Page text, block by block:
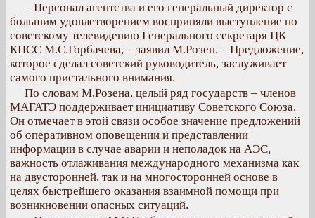
– Персонал агентства и его генеральный директор с
большим удовлетворением восприняли выступление по
советскому телевидению Генерального секретаря ЦК
КПСС М.С.Горбачева, – заявил М.Розен. – Предложение,
которое сделал советский руководитель, заслуживает
самого пристального внимания.
По словам М.Розена, целый ряд государств – членов
МАГАТЭ поддерживает инициативу Советского Союза.
Он отмечает в этой связи особое значение предложений
об оперативном оповещении и представлении
информации в случае аварии и неполадок на АЭС,
важность отлаживания международного механизма как
на двусторонней, так и на многосторонней основе в
целях быстрейшего оказания взаимной помощи при
возникновении опасных ситуаций.